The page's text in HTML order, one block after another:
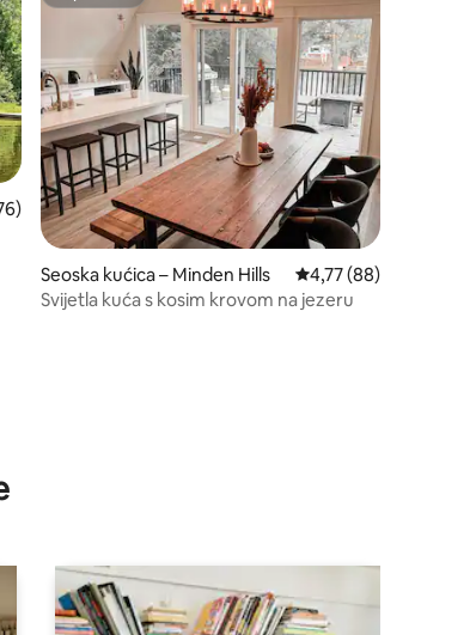
ocjena: 4,87/5, recenzija: 176
Seoska kućica – Minden Hills Prosječna ocjena:
4,77 (88)
Svijetla kuća s kosim krovom na jezeru